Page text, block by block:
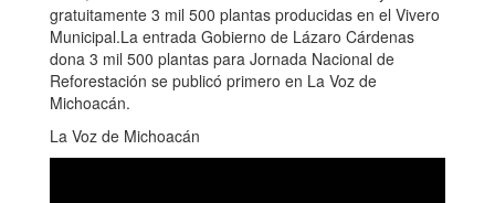
gratuitamente 3 mil 500 plantas producidas en el Vivero
Municipal.La entrada Gobierno de Lázaro Cárdenas
dona 3 mil 500 plantas para Jornada Nacional de
Reforestación se publicó primero en La Voz de
Michoacán.
La Voz de Michoacán